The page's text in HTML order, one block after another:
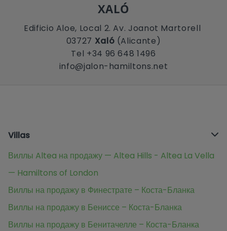
XALÓ
Edificio Aloe, Local 2. Av. Joanot Martorell
03727 Xaló (Alicante)
Tel +34 96 648 1496
info@jalon-hamiltons.net
Villas
Виллы Altea на продажу — Altea Hills - Altea La Vella
— Hamiltons of London
Виллы на продажу в Финестрате – Коста-Бланка
Виллы на продажу в Бениссе – Коста-Бланка
Виллы на продажу в Бенитачелле – Коста-Бланка